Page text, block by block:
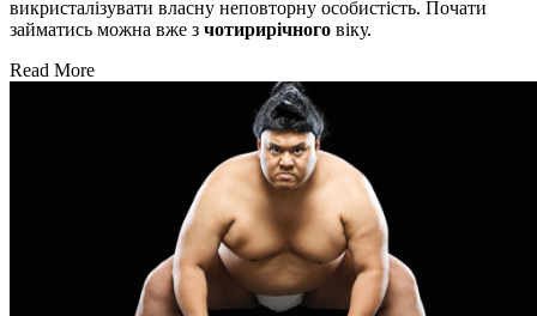
викристалізувати власну неповторну особистість. Почати
займатись можна вже з чотирирічного віку.
Read More